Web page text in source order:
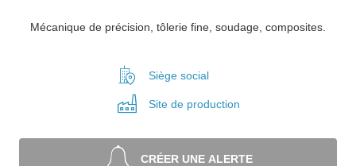
Mécanique de précision, tôlerie fine, soudage, composites.
Siège social
Site de production
CRÉER UNE ALERTE